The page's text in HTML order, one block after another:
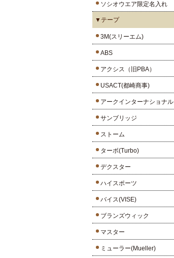
ソシオウエア限定名入れ
▼テープ
3M(スリーエム)
ABS
アクシス（旧PBA）
USACT(都崎商事)
アークインターナショナル
サンブリッジ
ストーム
ターボ(Turbo)
デクスター
ハイスポーツ
バイス(VISE)
ブランズウィック
マスター
ミューラー(Mueller)